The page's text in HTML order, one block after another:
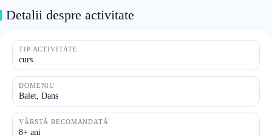
Detalii despre activitate
TIP ACTIVITATE
curs
DOMENIU
Balet, Dans
VÂRSTĂ RECOMANDATĂ
8+ ani